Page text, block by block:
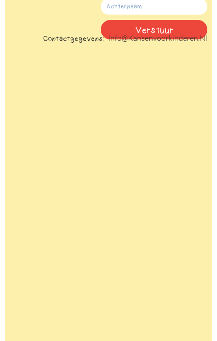
Verstuur
Contactgegevens:Info@kansenvoorkinderen.nl